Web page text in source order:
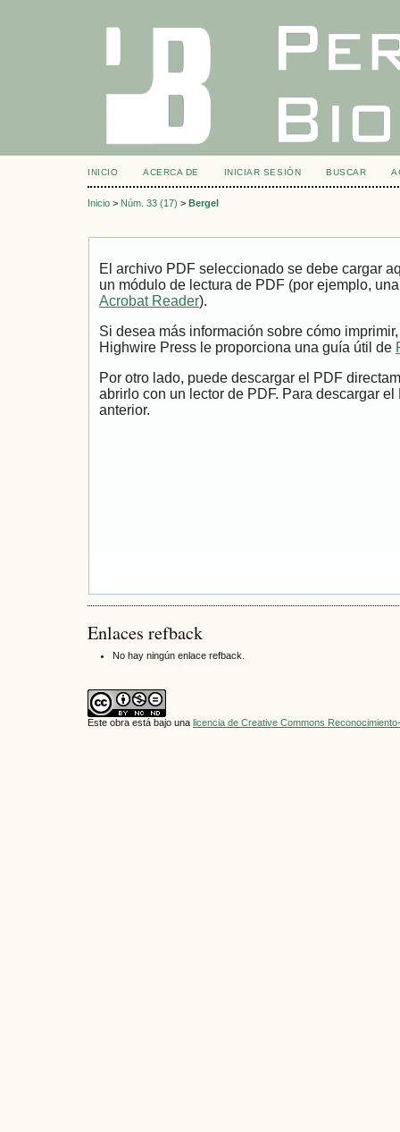
INICIO ACERCA DE INICIAR SESIÓN BUSCAR
Inicio > Núm. 33 (17) > Bergel
El archivo PDF seleccionado se debe cargar
un módulo de lectura de PDF (por ejemplo,
Acrobat Reader).
Si desea más información sobre cómo
Highwire Press le proporciona una guía útil de
Por otro lado, puede descargar el PDF
abrirlo con un lector de PDF. Para descargar
anterior.
Enlaces refback
No hay ningún enlace refback.
Este obra está bajo una licencia de Creative Commons